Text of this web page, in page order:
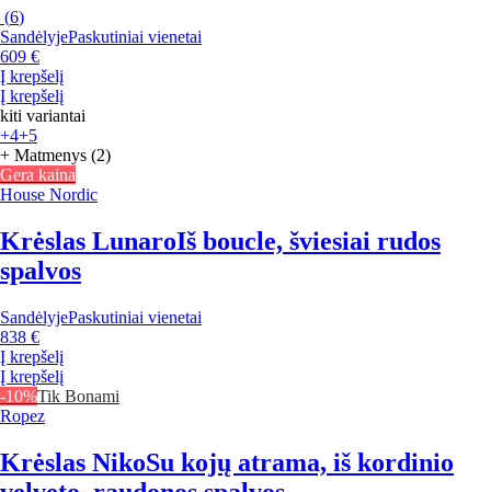
(6)
SandėlyjePaskutiniai vienetai
609 €
Į krepšelį
Į krepšelį
kiti variantai
+4+5
+ Matmenys (2)
Gera kaina
House Nordic
Krėslas LunaroIš boucle, šviesiai rudos
spalvos
SandėlyjePaskutiniai vienetai
838 €
Į krepšelį
Į krepšelį
-10%Tik Bonami
Ropez
Krėslas NikoSu kojų atrama, iš kordinio